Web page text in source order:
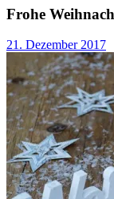
Frohe
21. Dezember 2017